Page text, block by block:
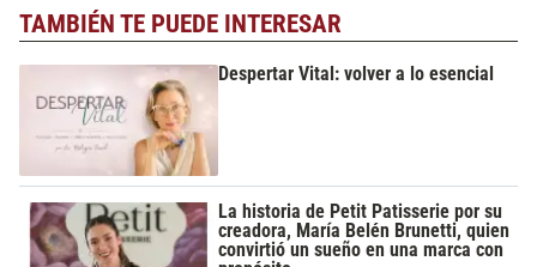
TAMBIÉN TE PUEDE INTERESAR
Despertar Vital: volver a lo esencial
La historia de Petit Patisserie por su
creadora, María Belén Brunetti, quien
convirtió un sueño en una marca con